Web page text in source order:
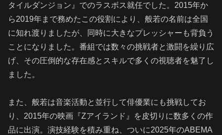
タイルダンジョン』でのラスボス就任でした。2015年か
ら2019年まで務めたこの役割により、般若の名前は全国
に知れ渡りましたが、同時に大きなプレッシャーも背負う
ことになりました。番組では数々の挑戦者と激闘を繰り広
げ、その圧倒的な存在感とスキルで多くの視聴者を魅了し
ました。
また、般若は音楽活動と並行して俳優業にも挑戦してお
り、2015年の映画『Zアイランド』を皮切りに数多くの作
品に出演。演技経験を積み重ね、ついに2025年のABEMA